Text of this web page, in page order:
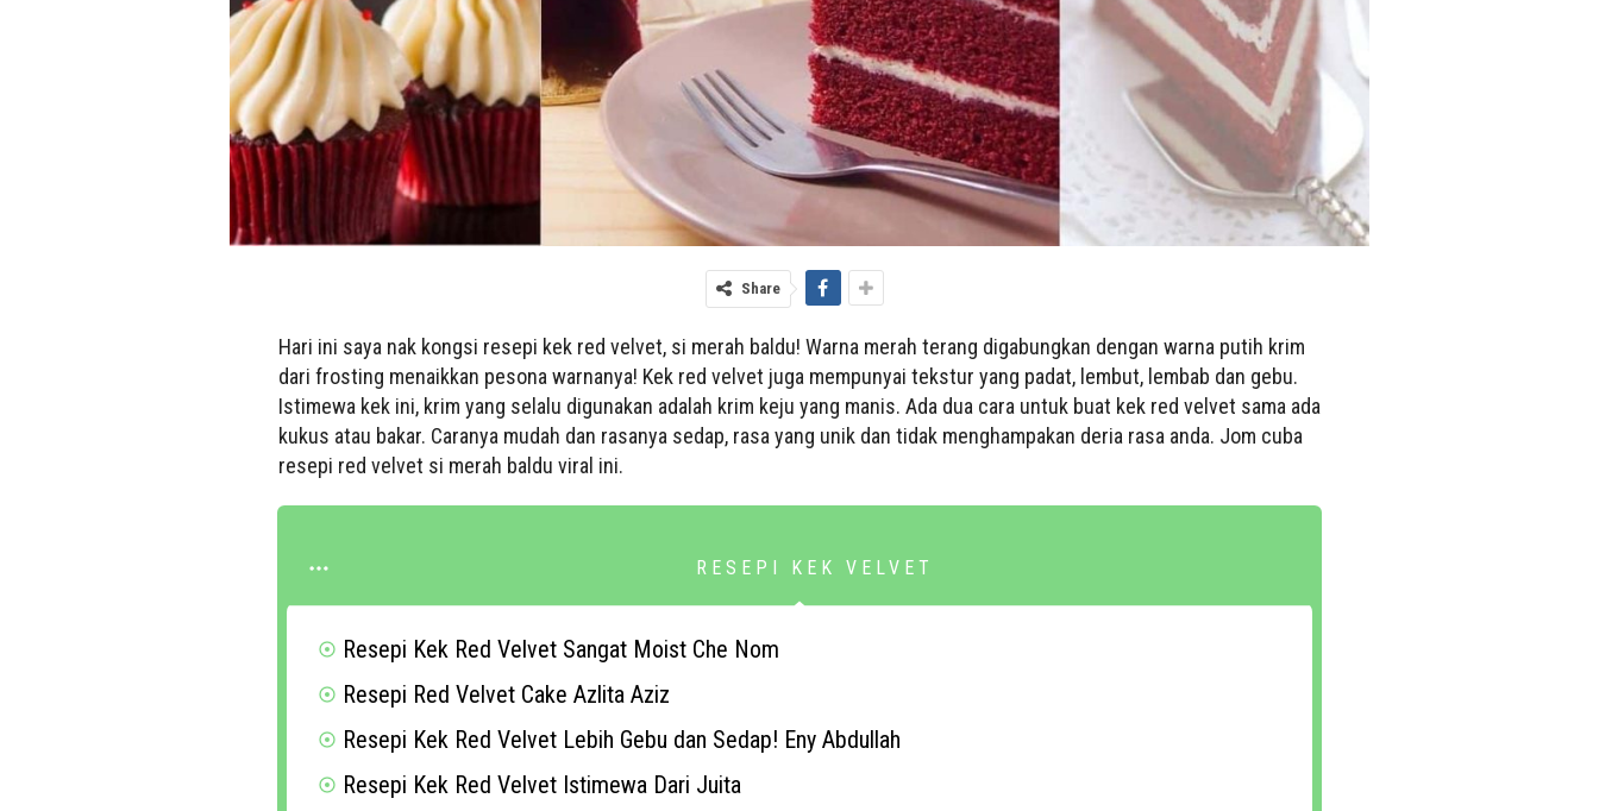
Share
Hari ini saya nak kongsi resepi kek red velvet, si merah baldu! Warna merah terang digabungkan dengan warna putih krim
dari frosting menaikkan pesona warnanya! Kek red velvet juga mempunyai tekstur yang padat, lembut, lembab dan gebu.
Istimewa kek ini, krim yang selalu digunakan adalah krim keju yang manis. Ada dua cara untuk buat kek red velvet sama ada
kukus atau bakar. Caranya mudah dan rasanya sedap, rasa yang unik dan tidak menghampakan deria rasa anda. Jom cuba
resepi red velvet si merah baldu viral ini.
RESEPI KEK VELVET
Resepi Kek Red Velvet Sangat Moist Che Nom
Resepi Red Velvet Cake Azlita Aziz
Resepi Kek Red Velvet Lebih Gebu dan Sedap! Eny Abdullah
Resepi Kek Red Velvet Istimewa Dari Juita